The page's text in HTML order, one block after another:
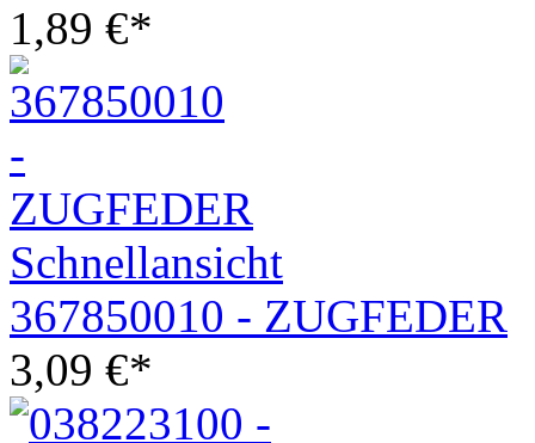
1,89 €*
Schnellansicht
367850010 - ZUGFEDER
3,09 €*